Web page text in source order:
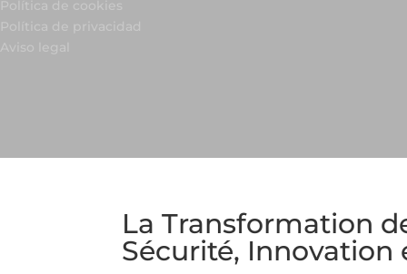
La Transformation
Sécurité, Innovation